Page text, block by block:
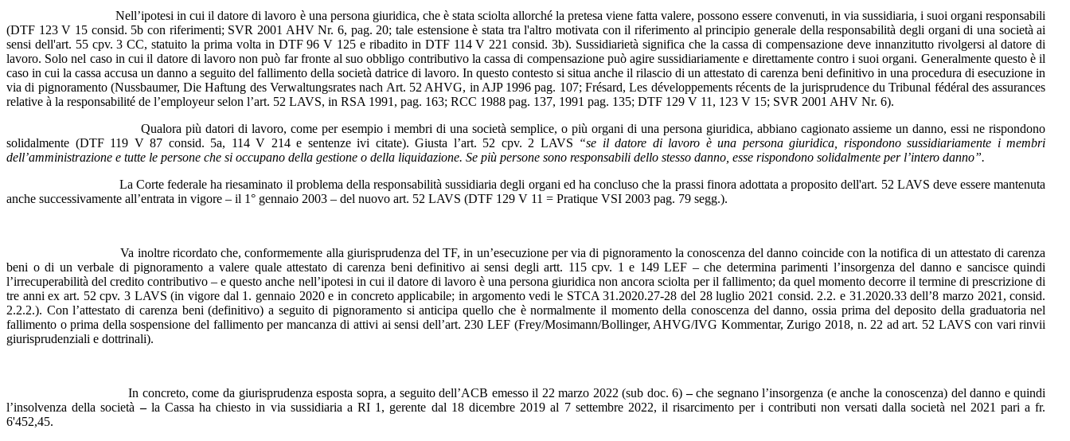
Nell’ipotesi in cui il datore di lavoro è una persona giuridica, che è stata sciolta allorché la pretesa viene fatta valere, possono essere convenuti, in via sussidiaria, i suoi organi responsabili
(DTF 123 V 15 consid. 5b con riferimenti; SVR 2001 AHV Nr. 6, pag. 20; tale estensione è stata tra l'altro motivata con il riferimento al principio generale della responsabilità degli organi di una società ai
sensi dell'art. 55 cpv. 3 CC, statuito la prima volta in DTF 96 V 125 e ribadito in DTF 114 V 221 consid. 3b). Sussidiarietà significa che la cassa di compensazione deve innanzitutto rivolgersi al datore di
lavoro. Solo nel caso in cui il datore di lavoro non può far fronte al suo obbligo contributivo la cassa di compensazione può agire sussidiariamente e direttamente contro i suoi organi. Generalmente questo è il
caso in cui la cassa accusa un danno a seguito del fallimento della società datrice di lavoro. In questo contesto si situa anche il rilascio di un attestato di carenza beni definitivo in una procedura di esecuzione in
via di pignoramento (Nussbaumer, Die Haftung des Verwaltungsrates nach Art. 52 AHVG, in AJP 1996 pag. 107; Frésard, Les développements récents de la jurisprudence du Tribunal fédéral des assurances
relative à la responsabilité de l’employeur selon l’art. 52 LAVS, in RSA 1991, pag. 163; RCC 1988 pag. 137, 1991 pag. 135; DTF 129 V 11, 123 V 15; SVR 2001 AHV Nr. 6).
Qualora più datori di lavoro, come per esempio i membri di una società semplice, o più organi di una persona giuridica, abbiano cagionato assieme un danno, essi ne rispondono
solidalmente (DTF 119 V 87 consid. 5a, 114 V 214 e sentenze ivi citate). Giusta l’art. 52 cpv. 2 LAVS “se il datore di lavoro è una persona giuridica, rispondono sussidiariamente i membri
dell’amministrazione e tutte le persone che si occupano della gestione o della liquidazione. Se più persone sono responsabili dello stesso danno, esse rispondono solidalmente per l’intero danno”.
La Corte federale ha riesaminato il problema della responsabilità sussidiaria degli organi ed ha concluso che la prassi finora adottata a proposito dell'art. 52 LAVS deve essere mantenuta
anche successivamente all’entrata in vigore – il 1° gennaio 2003 – del nuovo art. 52 LAVS (DTF 129 V 11 = Pratique VSI 2003 pag. 79 segg.).
Va inoltre ricordato che, conformemente alla giurisprudenza del TF, in un’esecuzione per via di pignoramento la conoscenza del danno coincide con la notifica di un attestato di carenza
beni o di un verbale di pignoramento a valere quale attestato di carenza beni definitivo ai sensi degli artt. 115 cpv. 1 e 149 LEF – che determina parimenti l’insorgenza del danno e sancisce quindi
l’irrecuperabilità del credito contributivo – e questo anche nell’ipotesi in cui il datore di lavoro è una persona giuridica non ancora sciolta per il fallimento; da quel momento decorre il termine di prescrizione di
tre anni ex art. 52 cpv. 3 LAVS (in vigore dal 1. gennaio 2020 e in concreto applicabile; in argomento vedi le STCA 31.2020.27-28 del 28 luglio 2021 consid. 2.2. e 31.2020.33 dell’8 marzo 2021, consid.
2.2.2.). Con l’attestato di carenza beni (definitivo) a seguito di pignoramento si anticipa quello che è normalmente il momento della conoscenza del danno, ossia prima del deposito della graduatoria nel
fallimento o prima della sospensione del fallimento per mancanza di attivi ai sensi dell’art. 230 LEF (Frey/Mosimann/Bollinger, AHVG/IVG Kommentar, Zurigo 2018, n. 22 ad art. 52 LAVS con vari rinvii
giurisprudenziali e dottrinali).
In concreto, come da giurisprudenza esposta sopra, a seguito dell’ACB emesso il 22 marzo 2022 (sub doc. 6)–che segnano l’insorgenza (e anche la conoscenza) del danno e quindi
l’insolvenza della società– la Cassa ha chiesto in via sussidiaria a RI 1, gerente dal 18 dicembre 2019 al 7 settembre 2022, il risarcimento per i contributi non versati dalla società nel 2021 pari a fr.
6'452,45.